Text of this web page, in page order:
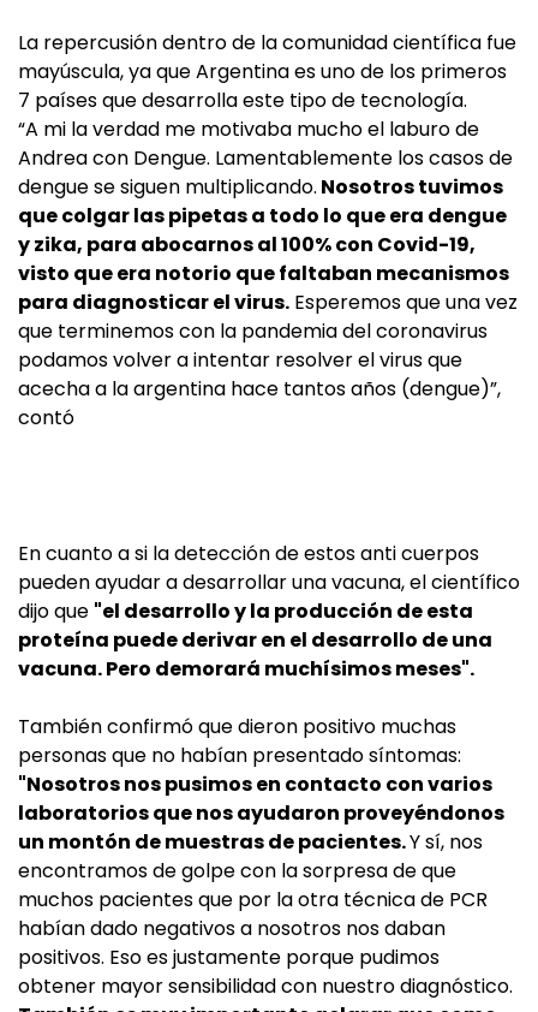
La repercusión dentro de la comunidad científica fue
mayúscula, ya que Argentina es uno de los primeros
7 países que desarrolla este tipo de tecnología.
“A mi la verdad me motivaba mucho el laburo de
Andrea con Dengue. Lamentablemente los casos de
dengue se siguen multiplicando. Nosotros tuvimos
que colgar las pipetas a todo lo que era dengue
y zika, para abocarnos al 100% con Covid-19,
visto que era notorio que faltaban mecanismos
para diagnosticar el virus. Esperemos que una vez
que terminemos con la pandemia del coronavirus
podamos volver a intentar resolver el virus que
acecha a la argentina hace tantos años (dengue)”,
contó
En cuanto a si la detección de estos anti cuerpos
pueden ayudar a desarrollar una vacuna, el científico
dijo que "el desarrollo y la producción de esta
proteína puede derivar en el desarrollo de una
vacuna. Pero demorará muchísimos meses".
También confirmó que dieron positivo muchas
personas que no habían presentado síntomas:
"Nosotros nos pusimos en contacto con varios
laboratorios que nos ayudaron proveyéndonos
un montón de muestras de pacientes.Y sí, nos
encontramos de golpe con la sorpresa de que
muchos pacientes que por la otra técnica de PCR
habían dado negativos a nosotros nos daban
positivos. Eso es justamente porque pudimos
obtener mayor sensibilidad con nuestro diagnóstico.